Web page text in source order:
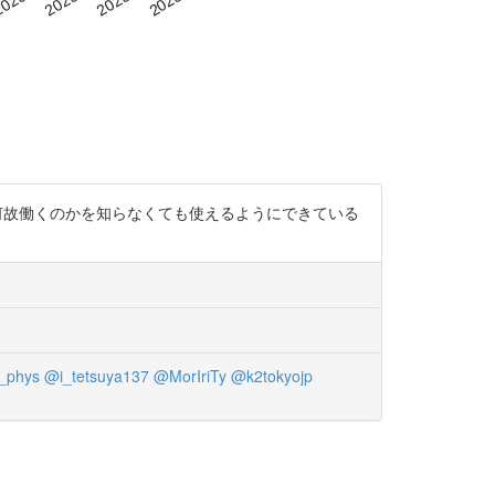
働くのかを知らなくても使えるようにできている
@i_tetsuya137 @MorIriTy @k2tokyojp